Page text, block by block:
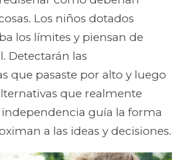
Los niños dotados
los límites y piensan de
Detectarán las
que pasaste por alto y luego
que realmente
guía la forma
a las ideas y decisiones.